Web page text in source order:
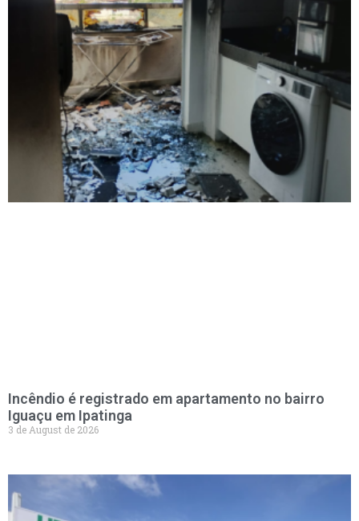
Incêndio é registrado em apartamento no bairro
Iguaçu em Ipatinga
3 de August de 2026